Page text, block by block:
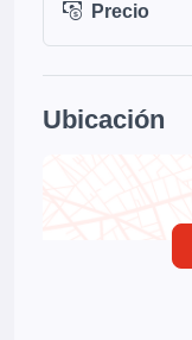
Precio
Ubicación